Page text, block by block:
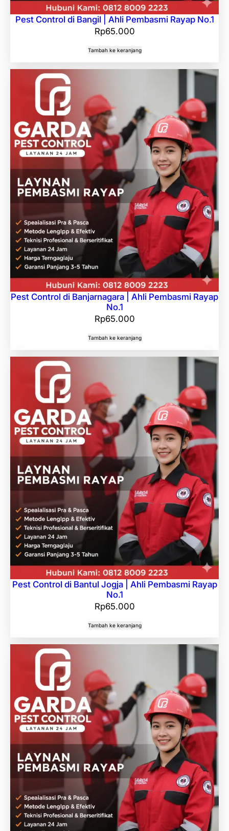
Pest Control di Bangil | Ahli Pembasmi Rayap No.1
Rp65.000
Tambah ke keranjang
Pest Control di Banjarnagara | Ahli Pembasmi Rayap
No.1
Rp65.000
Tambah ke keranjang
Pest Control di Bantul Jogja | Ahli Pembasmi Rayap
No.1
Rp65.000
Tambah ke keranjang